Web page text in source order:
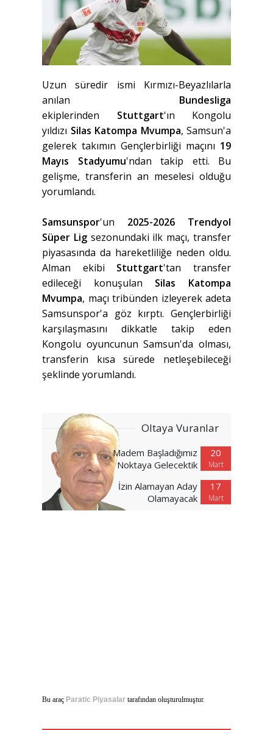
Uzun süredir ismi Kırmızı-Beyazlılarla
anılan Bundesliga
ekiplerinden Stuttgart'ın Kongolu
yıldızı Silas Katompa Mvumpa, Samsun'a
gelerek takımın Gençlerbirliği maçını 19
Mayıs Stadyumu'ndan takip etti. Bu
gelişme, transferin an meselesi olduğu
yorumlandı.
Samsunspor'un 2025-2026 Trendyol
Süper Ligsezonundaki ilk maçı, transfer
piyasasında da hareketliliğe neden oldu.
Alman ekibi Stuttgart'tan transfer
edileceği konuşulan Silas Katompa
Mvumpa, maçı tribünden izleyerek adeta
Samsunspor'a göz kırptı. Gençlerbirliği
karşılaşmasını dikkatle takip eden
Kongolu oyuncunun Samsun'da olması,
transferin kısa sürede netleşebileceği
şeklinde yorumlandı.
Oltaya Vuranlar
20
Mart
Madem Başladığımız
Noktaya Gelecektik
17
Mart
İzin Alamayan Aday
Olamayacak
Bu araç Paratic Piyasalar tarafından oluşturulmuştur.